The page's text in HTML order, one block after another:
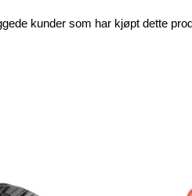
kunder som har kjøpt dette